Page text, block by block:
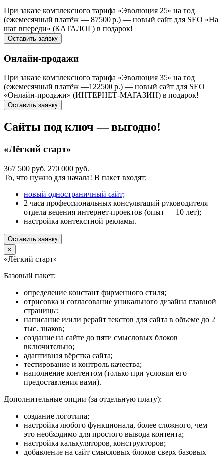
При заказе комплексного тарифа «Эволюция 25» на год
(ежемесячный платёж — 87500 р.) — новый сайт для SEO «На
шаг впереди» (КАТАЛОГ) в подарок!
Оставить заявку
Онлайн-продажи
При заказе комплексного тарифа «Эволюция 35» на год
(ежемесячный платёж —122500 р.) — новый сайт для SEO
«Онлайн-продажи» (ИНТЕРНЕТ-МАГАЗИН) в подарок!
Оставить заявку
Сайты под ключ — выгодно!
«Лёгкий старт»
367 500 руб. 270 000 руб.
То, что нужно для начала! В пакет входят:
новый одностраничный сайт;
2 часа профессиональных консультаций руководителя
отдела ведения интернет-проектов (опыт — 10 лет);
настройка контекстной рекламы.
Оставить заявку
×
«Лёгкий старт»
Базовый пакет:
определение констант фирменного стиля;
отрисовка и согласование уникального дизайна главной
страницы;
написание и/или рерайт текстов для сайта в объеме до 2
тыс. знаков;
создание на сайте до пяти смысловых блоков
включительно;
адаптивная вёрстка сайта;
тестирование и контроль качества;
наполнение контентом (только при условии его
предоставления вами).
Дополнительные опции (за отдельную плату):
создание логотипа;
настройка любого функционала, более сложного, чем
это необходимо для простого вывода контента;
настройка калькуляторов, конструкторов;
добавление на сайт смысловых блоков сверх базовых